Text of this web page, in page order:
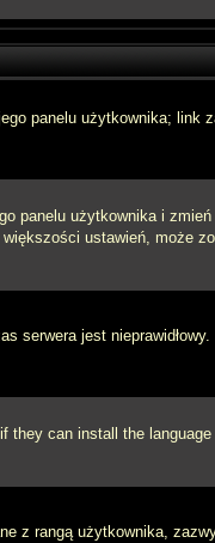
panelu użytkownika; link
panelu użytkownika i
ustawień, może
serwera jest
they can install the
z rangą użytkownika,